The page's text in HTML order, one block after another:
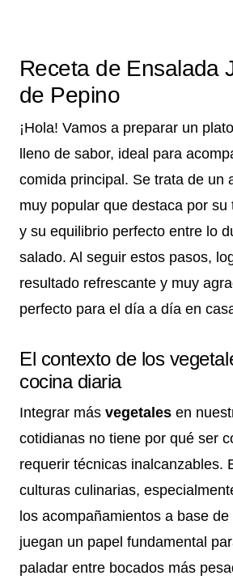
Receta de Ensalada
de Pepino
¡Hola! Vamos a preparar un
lleno de sabor, ideal para
comida principal. Se trata de un
muy popular que destaca por su
y su equilibrio perfecto entre lo
salado. Al seguir estos pasos,
resultado refrescante y muy
perfecto para el día a día en
El contexto de los
cocina diaria
Integrar más vegetales en
cotidianas no tiene por qué ser
requerir técnicas inalcanzables.
culturas culinarias,
los acompañamientos a base
juegan un papel fundamental
paladar entre bocados más